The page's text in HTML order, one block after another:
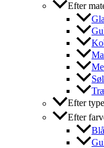
Efter
Efter type
Efter
Blå